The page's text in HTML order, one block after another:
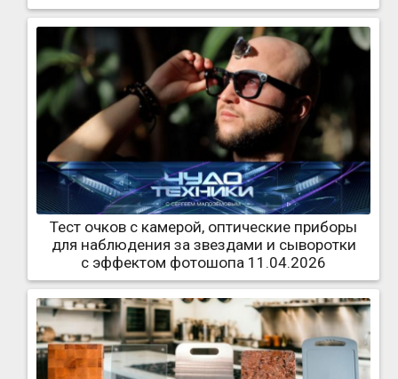
Тест очков с камерой, оптические приборы
для наблюдения за звездами и сыворотки
с эффектом фотошопа 11.04.2026